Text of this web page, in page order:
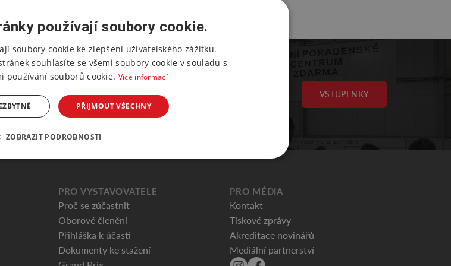
VSTUPENKY
PRO VYSTAVOVATELE
Proč se zúčastnit
Oborové členění
Přihláška k účasti
Dokumenty ke stažení
PRO MÉDIA
Kontakt
Tiskové zprávy
Akreditace novinářů
Mediální partnerství
používají soubory cookie.
soubory cookie ke zlepšení uživatelského zážitku.
souhlasíte se všemi soubory cookie v souladu s
používání souborů cookie. Více informací
PŘIJMOUT VŠECHNY
ZOBRAZIT PODROBNOSTI